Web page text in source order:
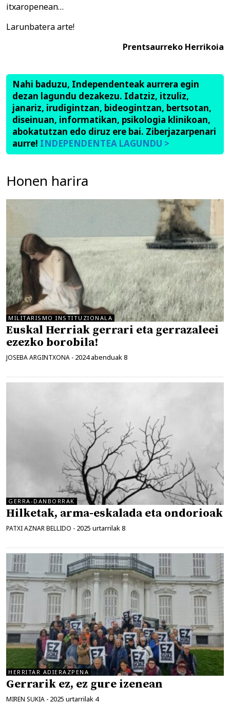
itxaropenean…
Larunbatera arte!
Prentsaurreko Herrikoia
Nahi baduzu, Independenteak aurrera egin
dezan lagundu dezakezu. Idatziz, itzuliz,
janariz, irudigintzan, bideogintzan, bertsotan,
diseinuan, informatikan, psikologia klinikoan,
abokatutzan edo diruz ere bai. Ziberjazarpenari
aurre! INDEPENDENTEA LAGUNDU >
Honen harira
MILITARISMO INSTITUZIONALA
Euskal Herriak gerrari eta gerrazaleei
ezezko borobila!
JOSEBA ARGINTXONA - 2024 abenduak 8
GERRA-DANBORRAK
Hilketak, arma-eskalada eta ondorioak
PATXI AZNAR BELLIDO - 2025 urtarrilak 8
HERRITAR ADIERAZPENA
Gerrarik ez, ez gure izenean
MIREN SUKIA - 2025 urtarrilak 4